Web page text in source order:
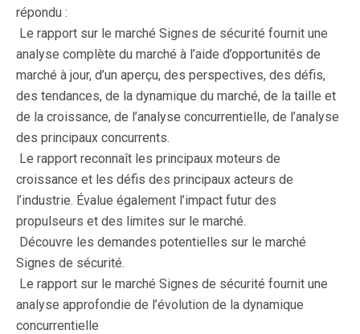
répondu :
 Le rapport sur le marché Signes de sécurité fournit une
analyse complète du marché à l’aide d’opportunités de
marché à jour, d’un aperçu, des perspectives, des défis,
des tendances, de la dynamique du marché, de la taille et
de la croissance, de l’analyse concurrentielle, de l’analyse
des principaux concurrents.
 Le rapport reconnaît les principaux moteurs de
croissance et les défis des principaux acteurs de
l’industrie. Évalue également l’impact futur des
propulseurs et des limites sur le marché.
 Découvre les demandes potentielles sur le marché
Signes de sécurité.
 Le rapport sur le marché Signes de sécurité fournit une
analyse approfondie de l’évolution de la dynamique
concurrentielle